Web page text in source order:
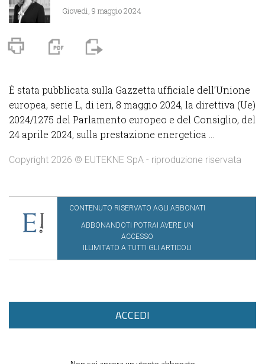
Giovedì, 9 maggio 2024
È stata pubblicata sulla Gazzetta ufficiale dell’Unione
europea, serie L, di ieri, 8 maggio 2024, la direttiva (Ue)
2024/1275 del Parlamento europeo e del Consiglio, del
24 aprile 2024, sulla prestazione energetica ...
Copyright 2026 © EUTEKNE SpA - riproduzione riservata
CONTENUTO RISERVATO AGLI ABBONATI
ABBONANDOTI POTRAI AVERE UN
ACCESSO
ILLIMITATO A TUTTI GLI ARTICOLI
ACCEDI